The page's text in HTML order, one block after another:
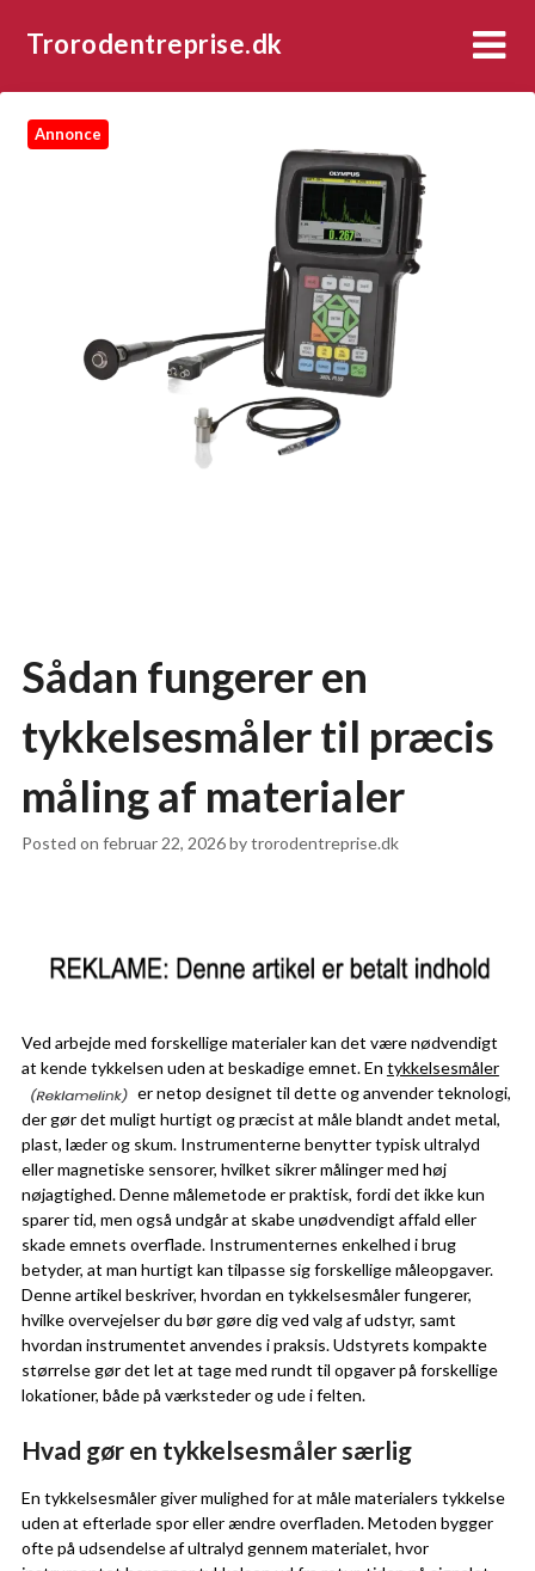
Trorodentreprise.dk
Annonce
Sådan fungerer en
tykkelsesmåler til præcis
måling af materialer
Posted on februar 22, 2026bytrorodentreprise.dk
Ved arbejde med forskellige materialer kan det være nødvendigt
at kende tykkelsen uden at beskadige emnet. En tykkelsesmåler
er netop designet til dette og anvender teknologi,
der gør det muligt hurtigt og præcist at måle blandt andet metal,
plast, læder og skum. Instrumenterne benytter typisk ultralyd
eller magnetiske sensorer, hvilket sikrer målinger med høj
nøjagtighed. Denne målemetode er praktisk, fordi det ikke kun
sparer tid, men også undgår at skabe unødvendigt affald eller
skade emnets overflade. Instrumenternes enkelhed i brug
betyder, at man hurtigt kan tilpasse sig forskellige måleopgaver.
Denne artikel beskriver, hvordan en tykkelsesmåler fungerer,
hvilke overvejelser du bør gøre dig ved valg af udstyr, samt
hvordan instrumentet anvendes i praksis. Udstyrets kompakte
størrelse gør det let at tage med rundt til opgaver på forskellige
lokationer, både på værksteder og ude i felten.
Hvad gør en tykkelsesmåler særlig
En tykkelsesmåler giver mulighed for at måle materialers tykkelse
uden at efterlade spor eller ændre overfladen. Metoden bygger
ofte på udsendelse af ultralyd gennem materialet, hvor